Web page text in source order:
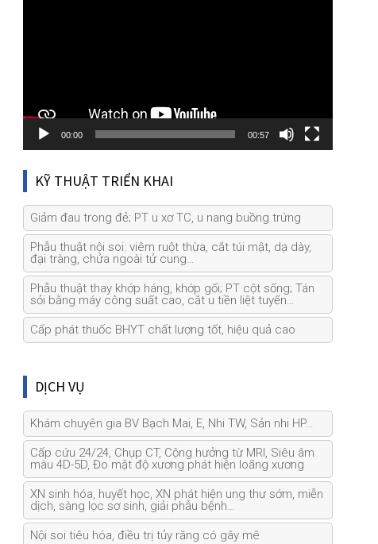
00:00 00:57
KỸ THUẬT TRIỂN KHAI
Giảm đau trong đẻ; PT u xơ TC, u nang buồng trứng
Phẫu thuật nội soi: viêm ruột thừa, cắt túi mật, dạ dày,
đại tràng, chửa ngoài tử cung…
Phẫu thuật thay khớp háng, khớp gối; PT cột sống; Tán
sỏi bằng máy công suất cao, cắt u tiền liệt tuyến…
Cấp phát thuốc BHYT chất lượng tốt, hiệu quả cao
DỊCH VỤ
Khám chuyên gia BV Bạch Mai, E, Nhi TW, Sản nhi HP…
Cấp cứu 24/24, Chụp CT, Cộng hưởng từ MRI, Siêu âm
màu 4D-5D, Đo mật độ xương phát hiện loãng xương
XN sinh hóa, huyết học, XN phát hiện ung thư sớm, miễn
dịch, sàng lọc sơ sinh, giải phẫu bệnh…
Nội soi tiêu hóa, điều trị tủy răng có gây mê